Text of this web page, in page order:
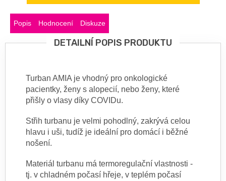
Popis Hodnocení Diskuze
DETAILNÍ POPIS PRODUKTU
Turban AMIA je vhodný pro onkologické
pacientky, ženy s alopecií, nebo ženy, které
přišly o vlasy díky COVIDu.
Střih turbanu je velmi pohodlný, zakrývá celou
hlavu i uši, tudíž je ideální pro domácí i běžné
nošení.
Materiál turbanu má termoregulační vlastnosti -
tj. v chladném počasí hřeje, v teplém počasí